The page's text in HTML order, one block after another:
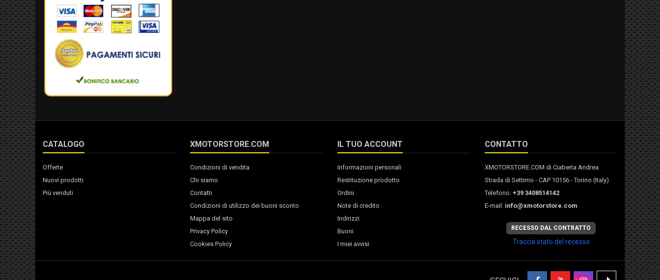
CATALOGO
Offerte
Nuovi prodotti
Più venduti
XMOTORSTORE.COM
Condizioni di vendita
Chi siamo
Contatti
Condizioni di utilizzo dei buoni sconto
Mappa del sito
Privacy Policy
Cookies Policy
IL TUO ACCOUNT
Informazioni personali
Restituzione prodotto
Ordini
Note di credito
Indirizzi
Buoni
I miei avvisi
CONTATTO
XMOTORSTORE.COM di Ciaberta Andrea
Strada di Settimo - CAP 10156 - Torino (Italy)
Telefono: +39 3408514142
E-mail: info@xmotorstore.com
RECESSO DAL CONTRATTO
Traccia stato del recesso